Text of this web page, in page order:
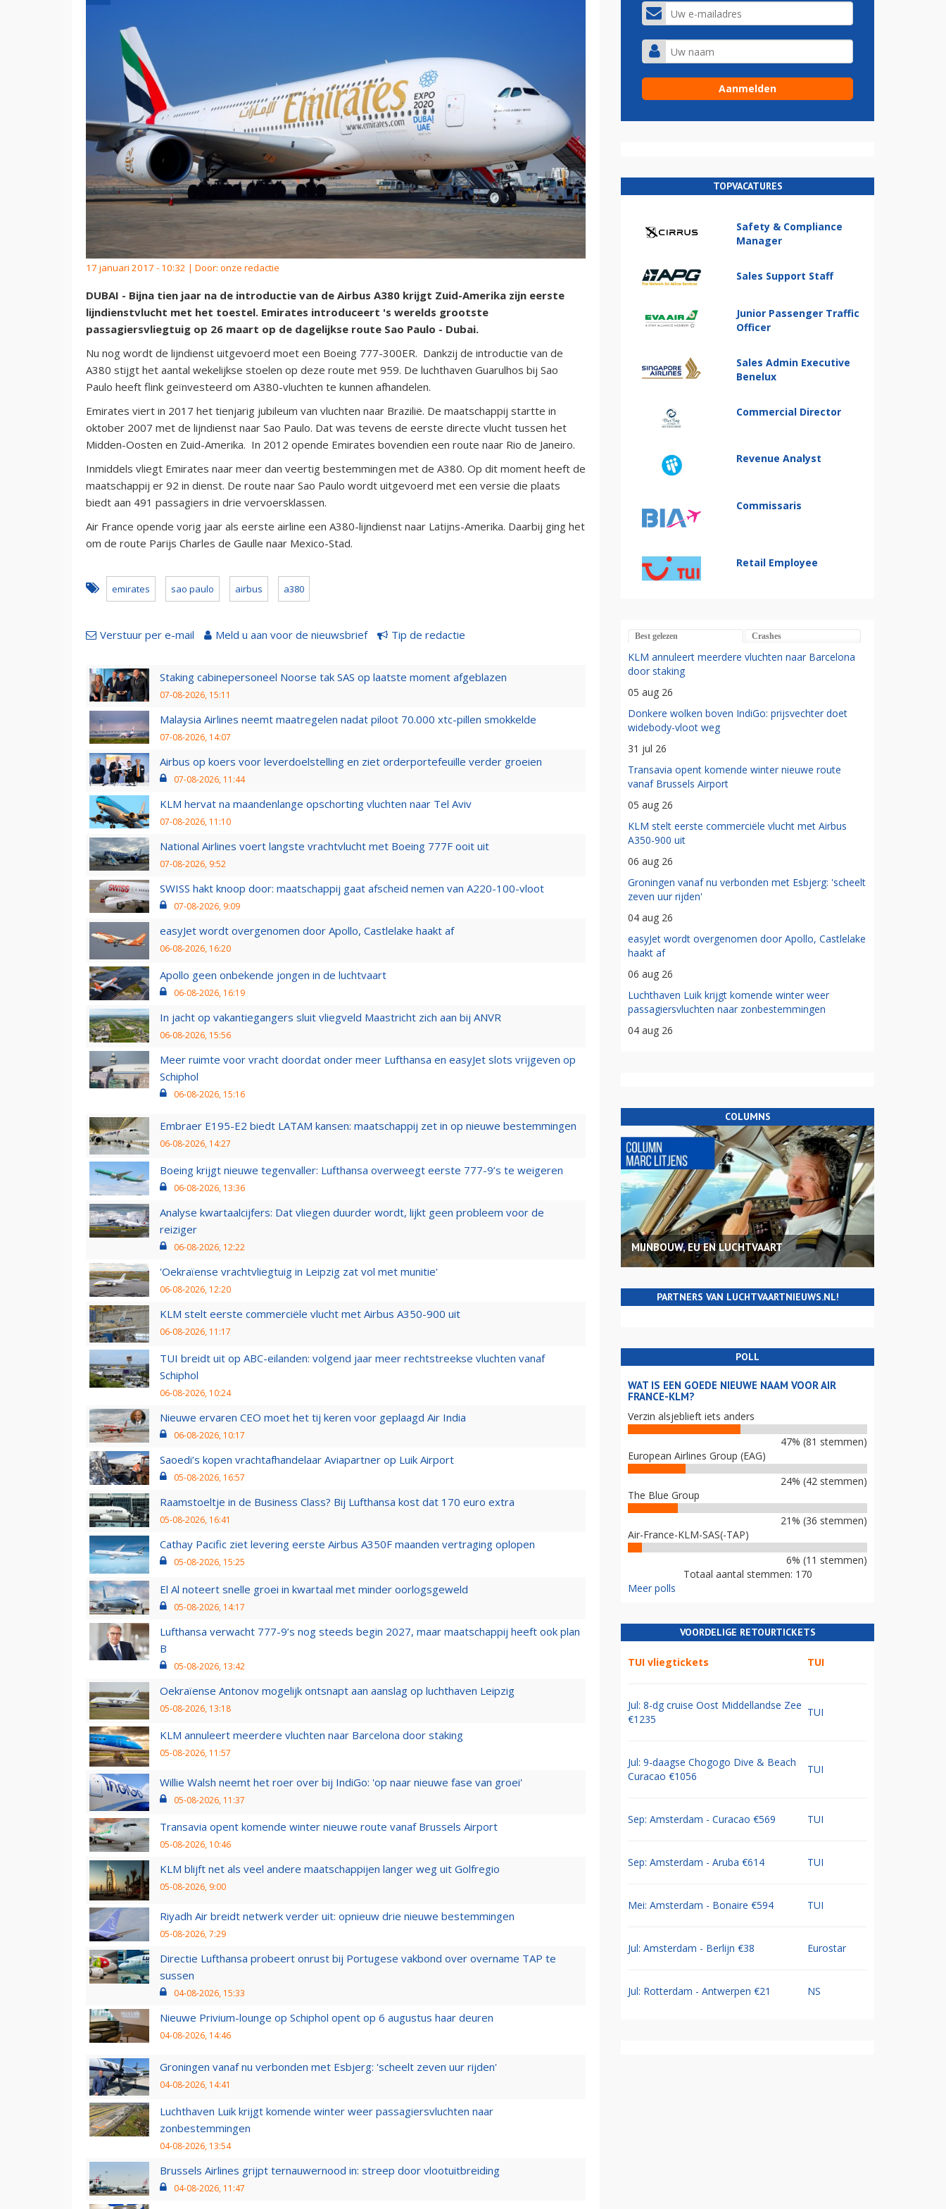
17 januari 2017 - 10:32 | Door: onze redactie
DUBAI - Bijna tien jaar na de introductie van de Airbus A380 krijgt Zuid-Amerika zijn eerste
lijndienstvlucht met het toestel. Emirates introduceert 's werelds grootste
passagiersvliegtuig op 26 maart op de dagelijkse route Sao Paulo - Dubai.
Nu nog wordt de lijndienst uitgevoerd moet een Boeing 777-300ER. Dankzij de introductie van de
A380 stijgt het aantal wekelijkse stoelen op deze route met 959. De luchthaven Guarulhos bij Sao
Paulo heeft flink geïnvesteerd om A380-vluchten te kunnen afhandelen.
Emirates viert in 2017 het tienjarig jubileum van vluchten naar Brazilië. De maatschappij startte in
oktober 2007 met de lijndienst naar Sao Paulo. Dat was tevens de eerste directe vlucht tussen het
Midden-Oosten en Zuid-Amerika. In 2012 opende Emirates bovendien een route naar Rio de Janeiro.
Inmiddels vliegt Emirates naar meer dan veertig bestemmingen met de A380. Op dit moment heeft de
maatschappij er 92 in dienst. De route naar Sao Paulo wordt uitgevoerd met een versie die plaats
biedt aan 491 passagiers in drie vervoersklassen.
Air France opende vorig jaar als eerste airline een A380-lijndienst naar Latijns-Amerika. Daarbij ging het
om de route Parijs Charles de Gaulle naar Mexico-Stad.
emirates sao paulo airbus a380
Verstuur per e-mail Meld u aan voor de nieuwsbrief Tip de redactie
Staking cabinepersoneel Noorse tak SAS op laatste moment afgeblazen
07-08-2026, 15:11
Malaysia Airlines neemt maatregelen nadat piloot 70.000 xtc-pillen smokkelde
07-08-2026, 14:07
Airbus op koers voor leverdoelstelling en ziet orderportefeuille verder groeien
07-08-2026, 11:44
KLM hervat na maandenlange opschorting vluchten naar Tel Aviv
07-08-2026, 11:10
National Airlines voert langste vrachtvlucht met Boeing 777F ooit uit
07-08-2026, 9:52
SWISS hakt knoop door: maatschappij gaat afscheid nemen van A220-100-vloot
07-08-2026, 9:09
easyJet wordt overgenomen door Apollo, Castlelake haakt af
06-08-2026, 16:20
Apollo geen onbekende jongen in de luchtvaart
06-08-2026, 16:19
In jacht op vakantiegangers sluit vliegveld Maastricht zich aan bij ANVR
06-08-2026, 15:56
Meer ruimte voor vracht doordat onder meer Lufthansa en easyJet slots vrijgeven op
Schiphol
06-08-2026, 15:16
Embraer E195-E2 biedt LATAM kansen: maatschappij zet in op nieuwe bestemmingen
06-08-2026, 14:27
Boeing krijgt nieuwe tegenvaller: Lufthansa overweegt eerste 777-9’s te weigeren
06-08-2026, 13:36
Analyse kwartaalcijfers: Dat vliegen duurder wordt, lijkt geen probleem voor de
reiziger
06-08-2026, 12:22
'Oekraïense vrachtvliegtuig in Leipzig zat vol met munitie'
06-08-2026, 12:20
KLM stelt eerste commerciële vlucht met Airbus A350-900 uit
06-08-2026, 11:17
TUI breidt uit op ABC-eilanden: volgend jaar meer rechtstreekse vluchten vanaf
Schiphol
06-08-2026, 10:24
Nieuwe ervaren CEO moet het tij keren voor geplaagd Air India
06-08-2026, 10:17
Saoedi’s kopen vrachtafhandelaar Aviapartner op Luik Airport
05-08-2026, 16:57
Raamstoeltje in de Business Class? Bij Lufthansa kost dat 170 euro extra
05-08-2026, 16:41
Cathay Pacific ziet levering eerste Airbus A350F maanden vertraging oplopen
05-08-2026, 15:25
El Al noteert snelle groei in kwartaal met minder oorlogsgeweld
05-08-2026, 14:17
Lufthansa verwacht 777-9’s nog steeds begin 2027, maar maatschappij heeft ook plan
B
05-08-2026, 13:42
Oekraïense Antonov mogelijk ontsnapt aan aanslag op luchthaven Leipzig
05-08-2026, 13:18
KLM annuleert meerdere vluchten naar Barcelona door staking
05-08-2026, 11:57
Willie Walsh neemt het roer over bij IndiGo: 'op naar nieuwe fase van groei'
05-08-2026, 11:37
Transavia opent komende winter nieuwe route vanaf Brussels Airport
05-08-2026, 10:46
KLM blijft net als veel andere maatschappijen langer weg uit Golfregio
05-08-2026, 9:00
Riyadh Air breidt netwerk verder uit: opnieuw drie nieuwe bestemmingen
05-08-2026, 7:29
Directie Lufthansa probeert onrust bij Portugese vakbond over overname TAP te
sussen
04-08-2026, 15:33
Nieuwe Privium-lounge op Schiphol opent op 6 augustus haar deuren
04-08-2026, 14:46
Groningen vanaf nu verbonden met Esbjerg: 'scheelt zeven uur rijden'
04-08-2026, 14:41
Luchthaven Luik krijgt komende winter weer passagiersvluchten naar
zonbestemmingen
04-08-2026, 13:54
Brussels Airlines grijpt ternauwernood in: streep door vlootuitbreiding
04-08-2026, 11:47
TOPVACATURES
Safety & Compliance
Manager
Sales Support Staff
Junior Passenger Traffic
Officer
Sales Admin Executive
Benelux
Commercial Director
Revenue Analyst
Commissaris
Retail Employee
Best gelezen Crashes
KLM annuleert meerdere vluchten naar Barcelona
door staking
05 aug 26
Donkere wolken boven IndiGo: prijsvechter doet
widebody-vloot weg
31 jul 26
Transavia opent komende winter nieuwe route
vanaf Brussels Airport
05 aug 26
KLM stelt eerste commerciële vlucht met Airbus
A350-900 uit
06 aug 26
Groningen vanaf nu verbonden met Esbjerg: 'scheelt
zeven uur rijden'
04 aug 26
easyJet wordt overgenomen door Apollo, Castlelake
haakt af
06 aug 26
Luchthaven Luik krijgt komende winter weer
passagiersvluchten naar zonbestemmingen
04 aug 26
COLUMNS
MIJNBOUW, EU EN LUCHTVAART
PARTNERS VAN LUCHTVAARTNIEUWS.NL!
POLL
WAT IS EEN GOEDE NIEUWE NAAM VOOR AIR
FRANCE-KLM?
Verzin alsjeblieft iets anders
47% (81 stemmen)
European Airlines Group (EAG)
24% (42 stemmen)
The Blue Group
21% (36 stemmen)
Air-France-KLM-SAS(-TAP)
6% (11 stemmen)
Totaal aantal stemmen: 170
Meer polls
VOORDELIGE RETOURTICKETS
TUI vliegtickets TUI
Jul: 8-dg cruise Oost Middellandse Zee
€1235
TUI
Jul: 9-daagse Chogogo Dive & Beach
Curacao €1056
TUI
Sep: Amsterdam - Curacao €569 TUI
Sep: Amsterdam - Aruba €614 TUI
Mei: Amsterdam - Bonaire €594 TUI
Jul: Amsterdam - Berlijn €38 Eurostar
Jul: Rotterdam - Antwerpen €21 NS